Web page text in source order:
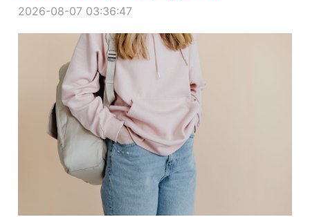
2026-08-07 03:36:47